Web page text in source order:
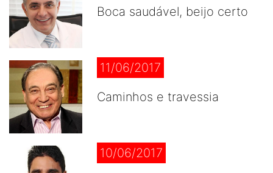
Boca saudável, beijo certo
11/06/2017
Caminhos e travessia
10/06/2017